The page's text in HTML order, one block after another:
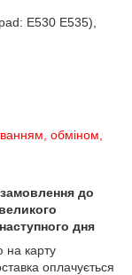
E530 E535),
обміном,
до
дня
карту
оплачується